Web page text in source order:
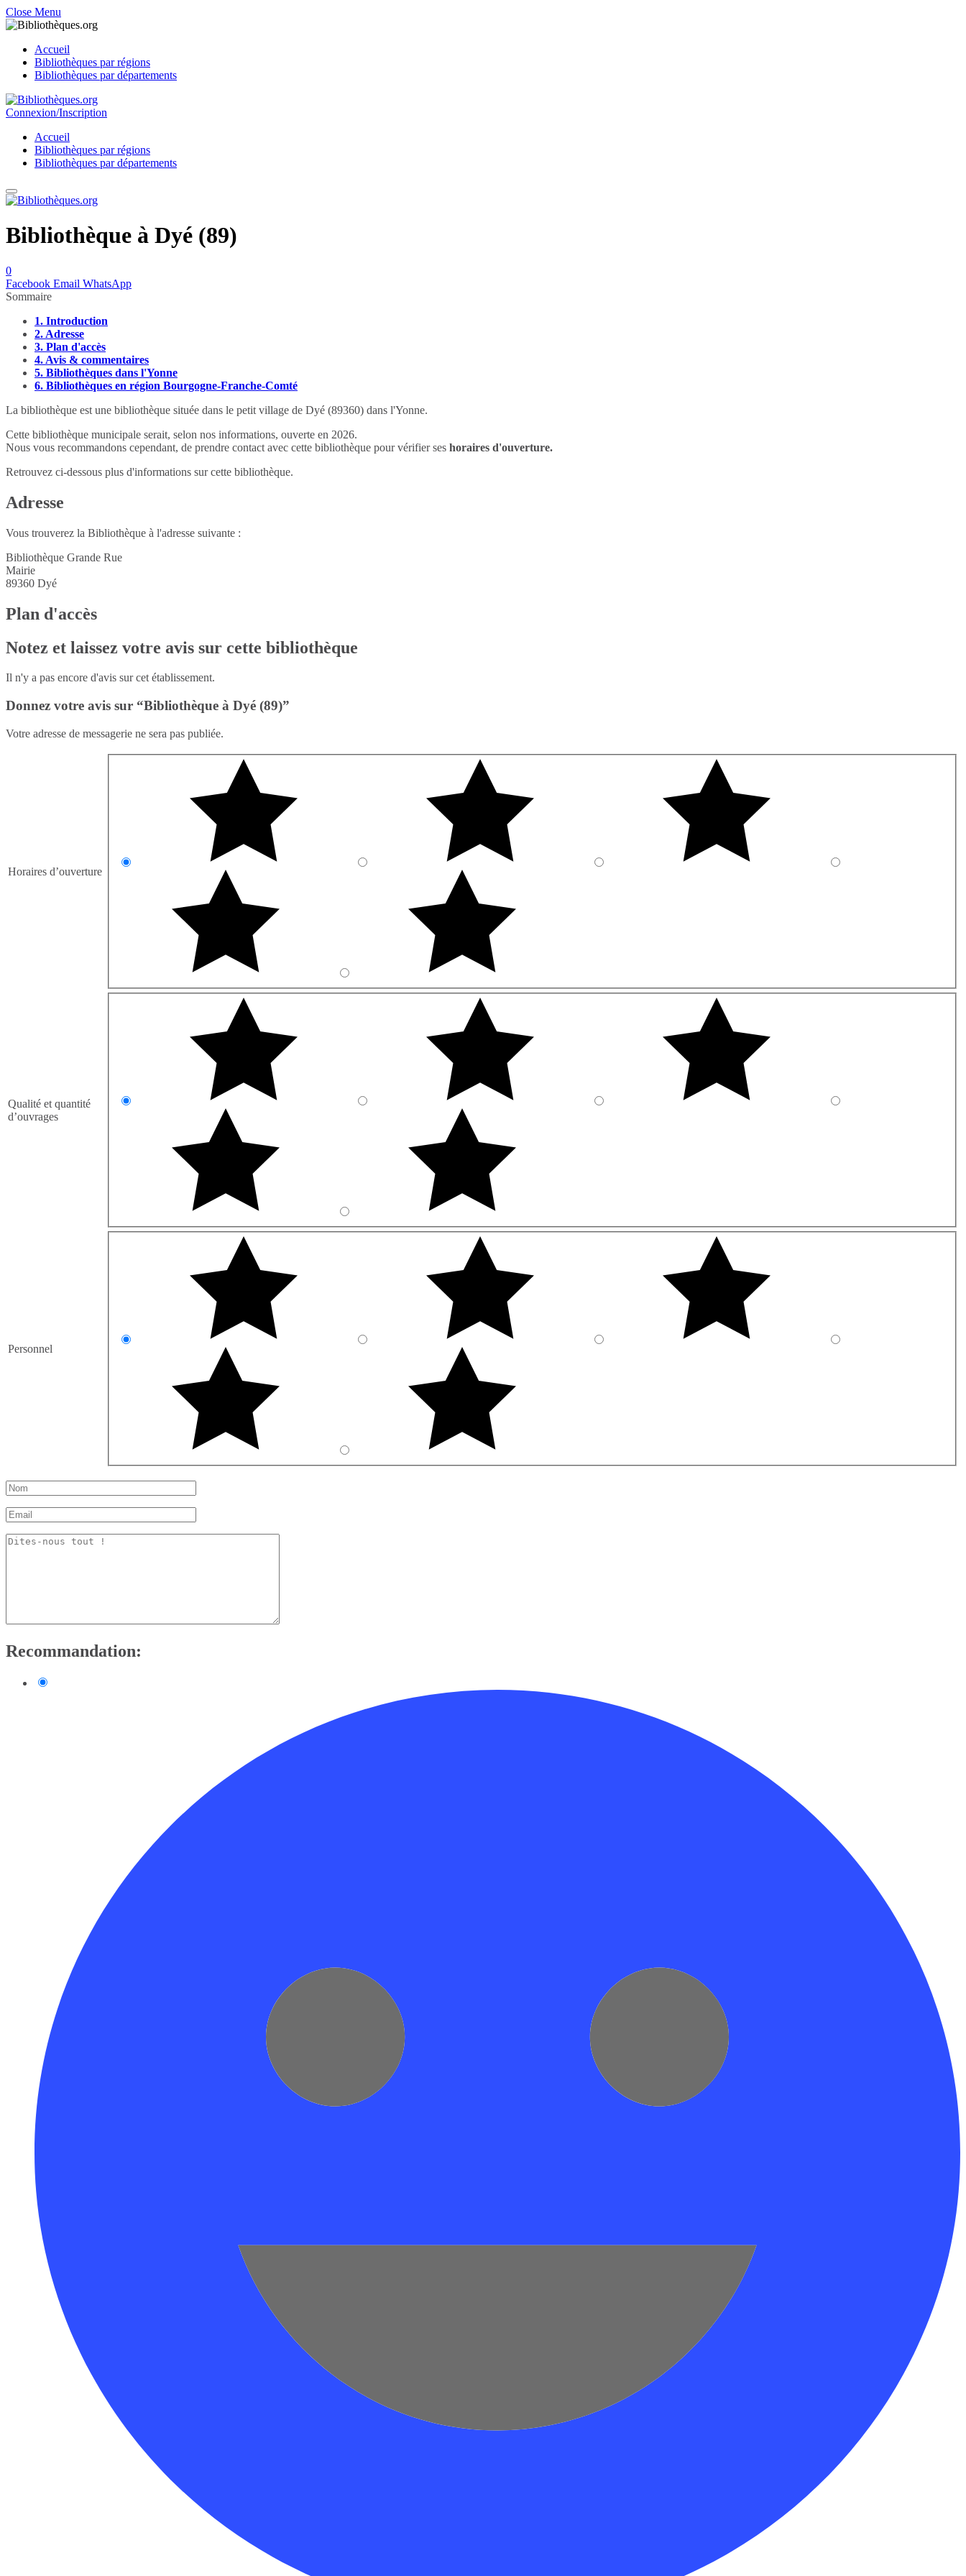
Close Menu
Accueil
Bibliothèques par régions
Bibliothèques par départements
Connexion/Inscription
Accueil
Bibliothèques par régions
Bibliothèques par départements
Bibliothèque à Dyé (89)
0
Facebook Email WhatsApp
Sommaire
1. Introduction
2. Adresse
3. Plan d'accès
4. Avis & commentaires
5. Bibliothèques dans l'Yonne
6. Bibliothèques en région Bourgogne-Franche-Comté
La bibliothèque est une bibliothèque située dans le petit village de Dyé (89360) dans l'Yonne.
Cette bibliothèque municipale serait, selon nos informations, ouverte en 2026.
Nous vous recommandons cependant, de prendre contact avec cette bibliothèque pour vérifier ses horaires d'ouverture.
Retrouvez ci-dessous plus d'informations sur cette bibliothèque.
Adresse
Vous trouverez la Bibliothèque à l'adresse suivante :
Bibliothèque Grande Rue
Mairie
89360 Dyé
Plan d'accès
Notez et laissez votre avis sur cette bibliothèque
Il n'y a pas encore d'avis sur cet établissement.
Donnez votre avis sur “Bibliothèque à Dyé (89)”
Votre adresse de messagerie ne sera pas publiée.
Horaires d’ouverture
Qualité et quantité
d’ouvrages
Personnel
Recommandation: